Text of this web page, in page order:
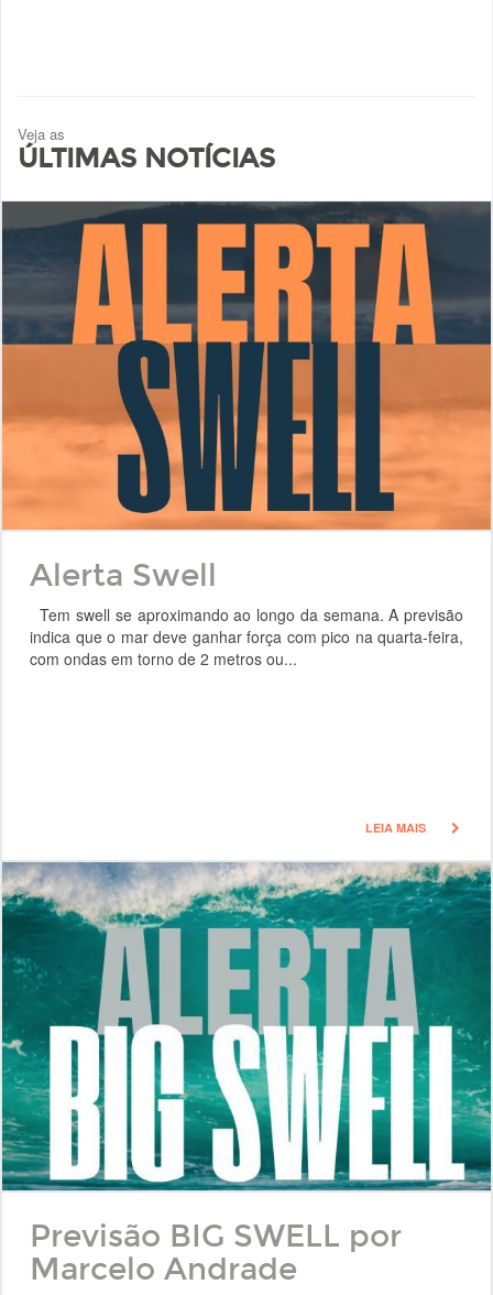
Veja as
ÚLTIMAS NOTÍCIAS
Alerta Swell
Tem swell se aproximando ao longo da semana. A previsão
indica que o mar deve ganhar força com pico na quarta-feira,
com ondas em torno de 2 metros ou...
LEIA MAIS
Previsão BIG SWELL por
Marcelo Andrade